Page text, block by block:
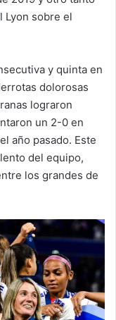
Lyon sobre el
y quinta en
dolorosas
lograron
un 2-0 en
año pasado. Este
del equipo,
los grandes de